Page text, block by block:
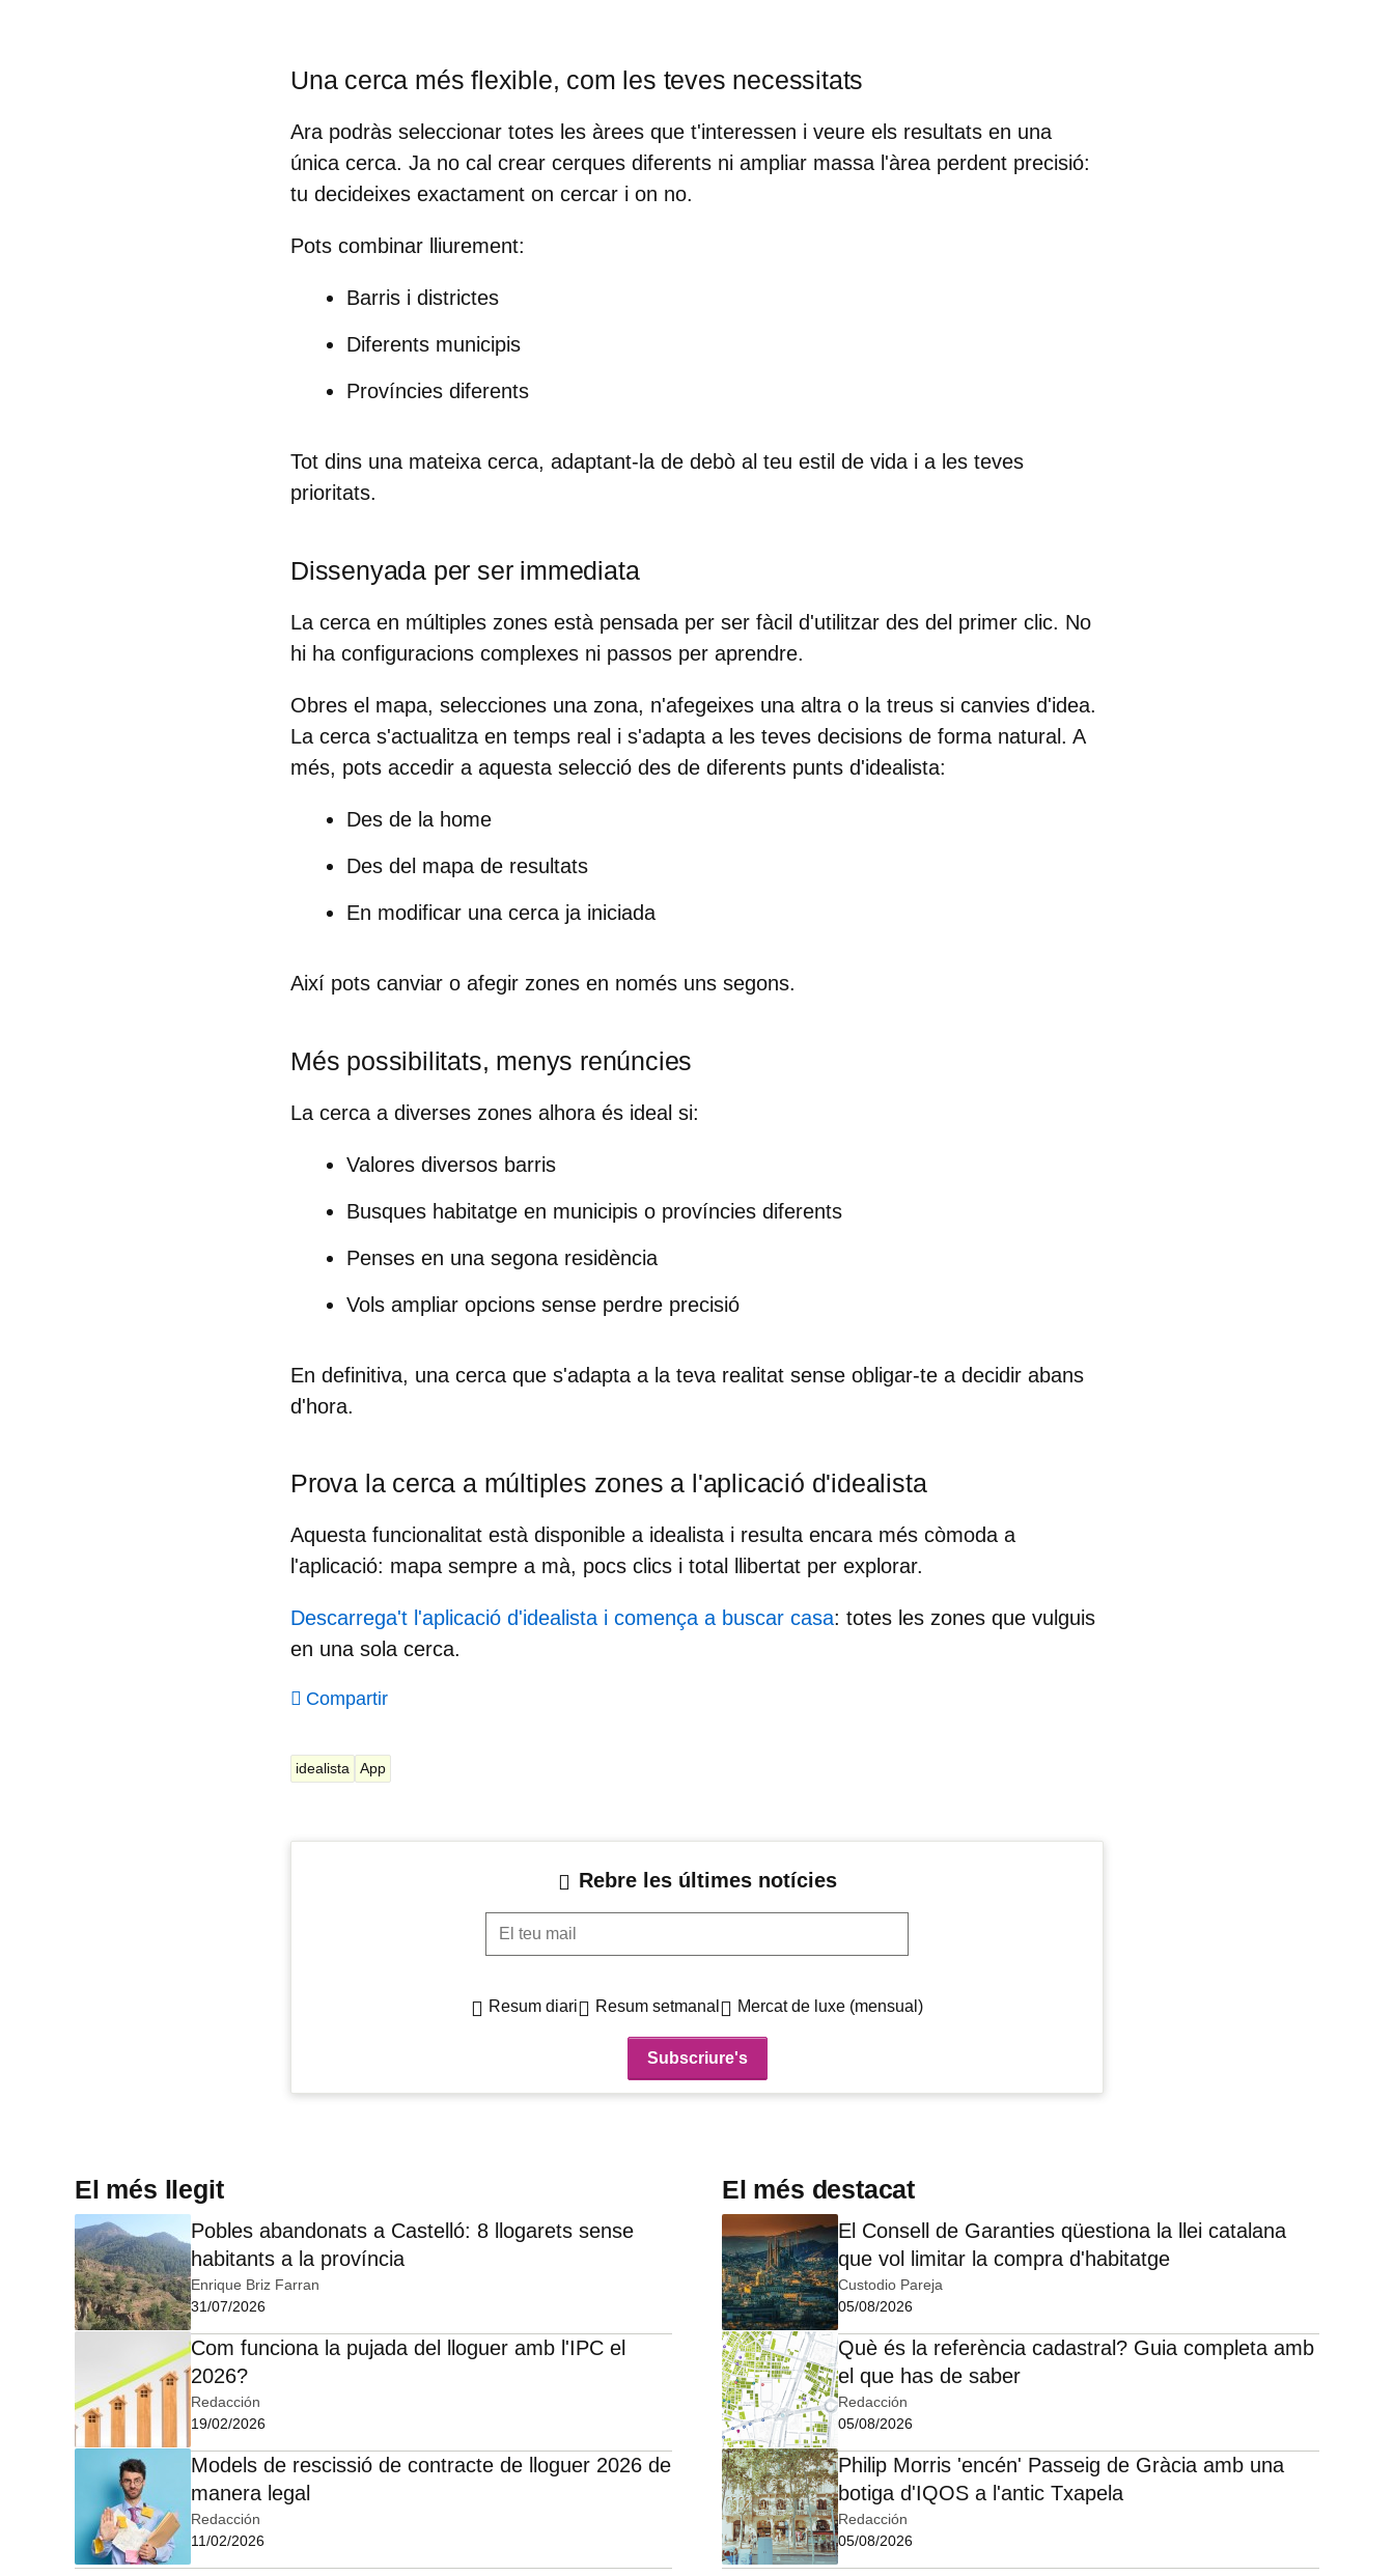
Una cerca més flexible, com les teves necessitats
Ara podràs seleccionar totes les àrees que t'interessen i veure els resultats en una
única cerca. Ja no cal crear cerques diferents ni ampliar massa l'àrea perdent precisió:
tu decideixes exactament on cercar i on no.
Pots combinar lliurement:
Barris i districtes
Diferents municipis
Províncies diferents
Tot dins una mateixa cerca, adaptant-la de debò al teu estil de vida i a les teves
prioritats.
Dissenyada per ser immediata
La cerca en múltiples zones està pensada per ser fàcil d'utilitzar des del primer clic. No
hi ha configuracions complexes ni passos per aprendre.
Obres el mapa, selecciones una zona, n'afegeixes una altra o la treus si canvies d'idea.
La cerca s'actualitza en temps real i s'adapta a les teves decisions de forma natural. A
més, pots accedir a aquesta selecció des de diferents punts d'idealista:
Des de la home
Des del mapa de resultats
En modificar una cerca ja iniciada
Així pots canviar o afegir zones en només uns segons.
Més possibilitats, menys renúncies
La cerca a diverses zones alhora és ideal si:
Valores diversos barris
Busques habitatge en municipis o províncies diferents
Penses en una segona residència
Vols ampliar opcions sense perdre precisió
En definitiva, una cerca que s'adapta a la teva realitat sense obligar-te a decidir abans
d'hora.
Prova la cerca a múltiples zones a l'aplicació d'idealista
Aquesta funcionalitat està disponible a idealista i resulta encara més còmoda a
l'aplicació: mapa sempre a mà, pocs clics i total llibertat per explorar.
Descarrega't l'aplicació d'idealista i comença a buscar casa: totes les zones que vulguis
en una sola cerca.
Compartir
idealista App
Rebre les últimes notícies
El teu mail
Resum diari Resum setmanal Mercat de luxe (mensual)
El més llegit
Pobles abandonats a Castelló: 8 llogarets sense
habitants a la província
Enrique Briz Farran
31/07/2026
Com funciona la pujada del lloguer amb l'IPC el
2026?
Redacción
19/02/2026
Models de rescissió de contracte de lloguer 2026 de
manera legal
Redacción
11/02/2026
El més destacat
El Consell de Garanties qüestiona la llei catalana
que vol limitar la compra d'habitatge
Custodio Pareja
05/08/2026
Què és la referència cadastral? Guia completa amb
el que has de saber
Redacción
05/08/2026
Philip Morris 'encén' Passeig de Gràcia amb una
botiga d'IQOS a l'antic Txapela
Redacción
05/08/2026